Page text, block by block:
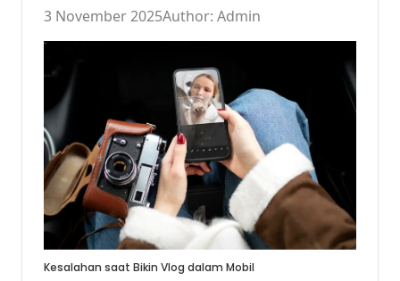
3 November 2025Author: Admin
Kesalahan saat Bikin Vlog dalam Mobil